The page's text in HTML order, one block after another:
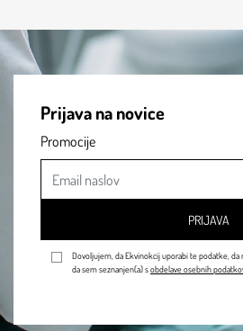
Prijava na novice
Promocije
PRIJAVA
Dovoljujem, da Ekvinokcij uporabi te podatke,
da sem seznanjen(a) sobdelave osebnih